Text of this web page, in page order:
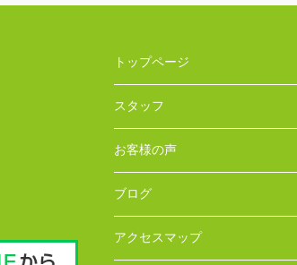
トップページ
スタッフ
お客様の声
ブログ
アクセスマップ